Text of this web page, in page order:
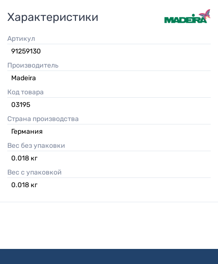
Характеристики
Артикул
91259130
Производитель
Madeira
Код товара
03195
Страна производства
Германия
Вес без упаковки
0.018 кг
Вес с упаковкой
0.018 кг